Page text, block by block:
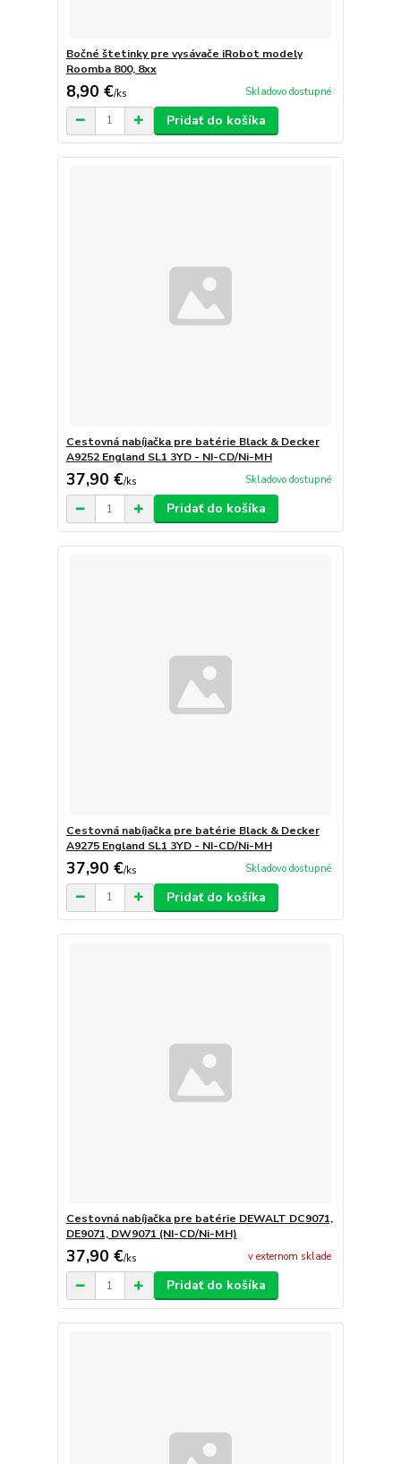
Bočné štetinky pre vysávače iRobot modely
Roomba 800, 8xx
8,90 €/ks Skladovo dostupné
Pridať do košíka
Cestovná nabíjačka pre batérie Black & Decker
A9252 England SL1 3YD - NI-CD/Ni-MH
37,90 €/ks Skladovo dostupné
Pridať do košíka
Cestovná nabíjačka pre batérie Black & Decker
A9275 England SL1 3YD - NI-CD/Ni-MH
37,90 €/ks Skladovo dostupné
Pridať do košíka
Cestovná nabíjačka pre batérie DEWALT DC9071,
DE9071, DW9071 (NI-CD/Ni-MH)
37,90 €/ks v externom sklade
Pridať do košíka